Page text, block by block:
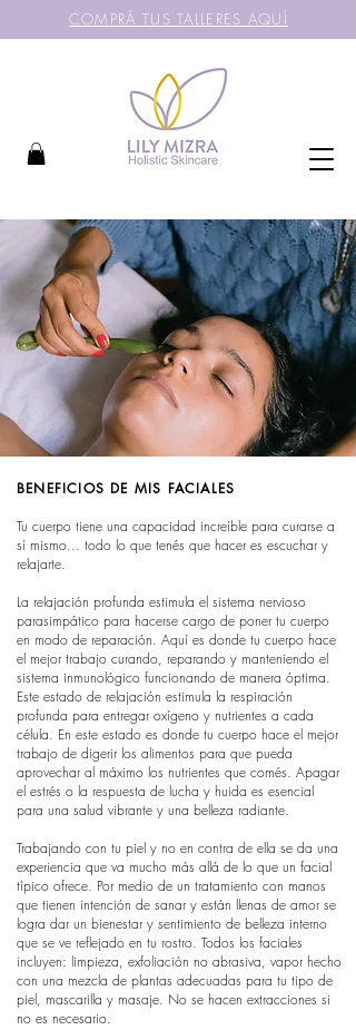
COMPRÁ TUS TALLERES AQUÍ
BENEFICIOS DE MIS FACIALES
Tu cuerpo tiene una capacidad increíble para curarse a
sí mismo... todo lo que tenés que hacer es escuchar y
relajarte.
La relajación profunda estimula el sistema nervioso
parasimpático para hacerse cargo de poner tu cuerpo
en modo de reparación. Aquí es donde tu cuerpo hace
el mejor trabajo curando, reparando y manteniendo el
sistema inmunológico funcionando de manera óptima.
Este estado de relajación estimula la respiración
profunda para entregar oxígeno y nutrientes a cada
célula. En este estado es donde tu cuerpo hace el mejor
trabajo de digerir los alimentos para que pueda
aprovechar al máximo los nutrientes que comés. Apagar
el estrés o la respuesta de lucha y huida es esencial
para una salud vibrante y una belleza radiante.
Trabajando con tu piel y no en contra de ella se da una
experiencia que va mucho más allá de lo que un facial
típico ofrece. Por medio de un tratamiento con manos
que tienen intención de sanar y están llenas de amor se
logra dar un bienestar y sentimiento de belleza interno
que se ve reflejado en tu rostro. Todos los faciales
incluyen: limpieza, exfoliación no abrasiva, vapor hecho
con una mezcla de plantas adecuadas para tu tipo de
piel, mascarilla y masaje. No se hacen extracciones si
no es necesario.